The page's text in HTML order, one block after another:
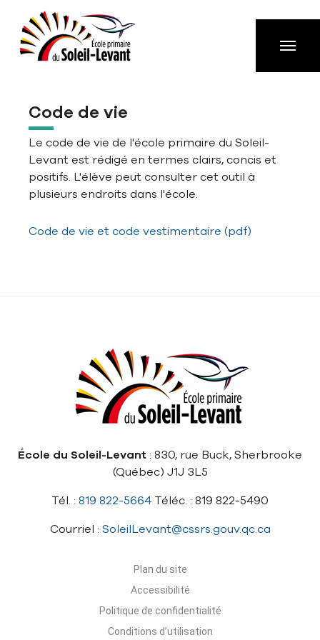
Aller à la navigation principale
Aller au contenu principal
Passer au pied de page
Show larger version
Code de vie
Le code de vie de l'école primaire du Soleil-
Levant est rédigé en termes clairs, concis et
positifs. L'élève peut consulter cet outil à
plusieurs endroits dans l'école.
Code de vie et code vestimentaire (pdf)
École du Soleil-Levant : 830, rue Buck, Sherbrooke
(Québec) J1J 3L5
Tél. : 819 822-5664 Téléc. : 819 822-5490
Courriel : SoleilLevant@cssrs.gouv.qc.ca
Plan du site
Accessibilité
Politique de confidentialité
Conditions d’utilisation